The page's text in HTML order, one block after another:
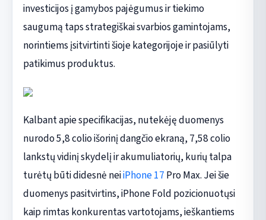
investicijos į gamybos pajėgumus ir tiekimo
saugumą taps strategiškai svarbios gamintojams,
norintiems įsitvirtinti šioje kategorijoje ir pasiūlyti
patikimus produktus.
Kalbant apie specifikacijas, nutekėję duomenys
nurodo 5,8 colio išorinį dangčio ekraną, 7,58 colio
lankstų vidinį skydelį ir akumuliatorių, kurių talpa
turėtų būti didesnė neiiPhone 17 Pro Max. Jei šie
duomenys pasitvirtins, iPhone Fold pozicionuotųsi
kaip rimtas konkurentas vartotojams, ieškantiems